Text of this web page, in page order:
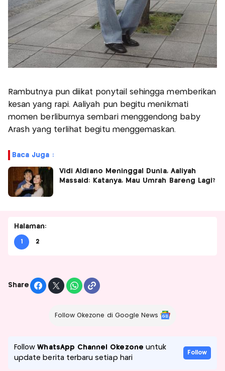
Rambutnya pun diikat ponytail sehingga memberikan
kesan yang rapi. Aaliyah pun begitu menikmati
momen berliburnya sembari menggendong baby
Arash yang terlihat begitu menggemaskan.
Baca Juga :
Vidi Aldiano Meninggal Dunia, Aaliyah
Massaid: Katanya, Mau Umrah Bareng Lagi?
Halaman:
1 2
Share
Follow Okezone di Google News
FollowWhatsApp Channel Okezone untuk
update berita terbaru setiap hari
Follow